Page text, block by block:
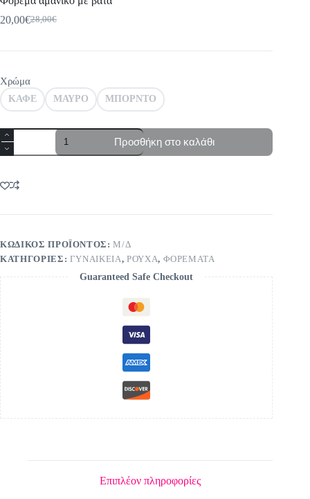
28,00€
Original
was:
20,00€Η
τιμή
Χρώμα
ΚΑΦΕ ΜΑΥΡΟ ΜΠΟΡΝΤΟ
Φόρεμα
αμάνικο
με
ποσότητα
Προσθήκη στο καλάθι
ΚΩΔΙΚΌΣ ΠΡΟΪΌΝΤΟΣ:Μ/Δ
ΚΑΤΗΓΟΡΊΕΣ: ΓΥΝΑΙΚΕΙΑ, ΡΟΥΧΑ, ΦΟΡΕΜΑΤΑ
Guaranteed Safe Checkout
Επιπλέον πληροφορίες